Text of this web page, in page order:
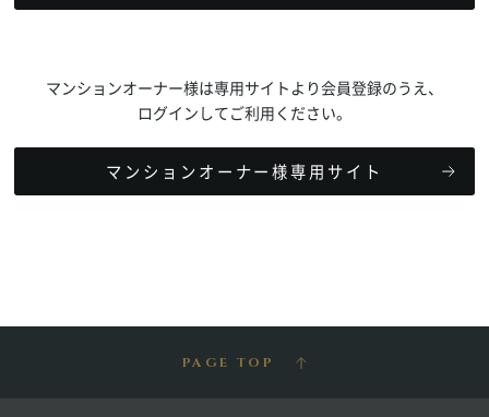
マンションオーナー様は専用サイトより会員登録のうえ、
ログインしてご利用ください。
マンションオーナー様専用サイト
PAGE TOP